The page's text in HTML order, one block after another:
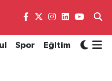
Spor Eğitim